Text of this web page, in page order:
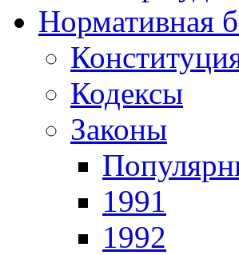
Нормативная
Кодексы
Законы
1991
1992